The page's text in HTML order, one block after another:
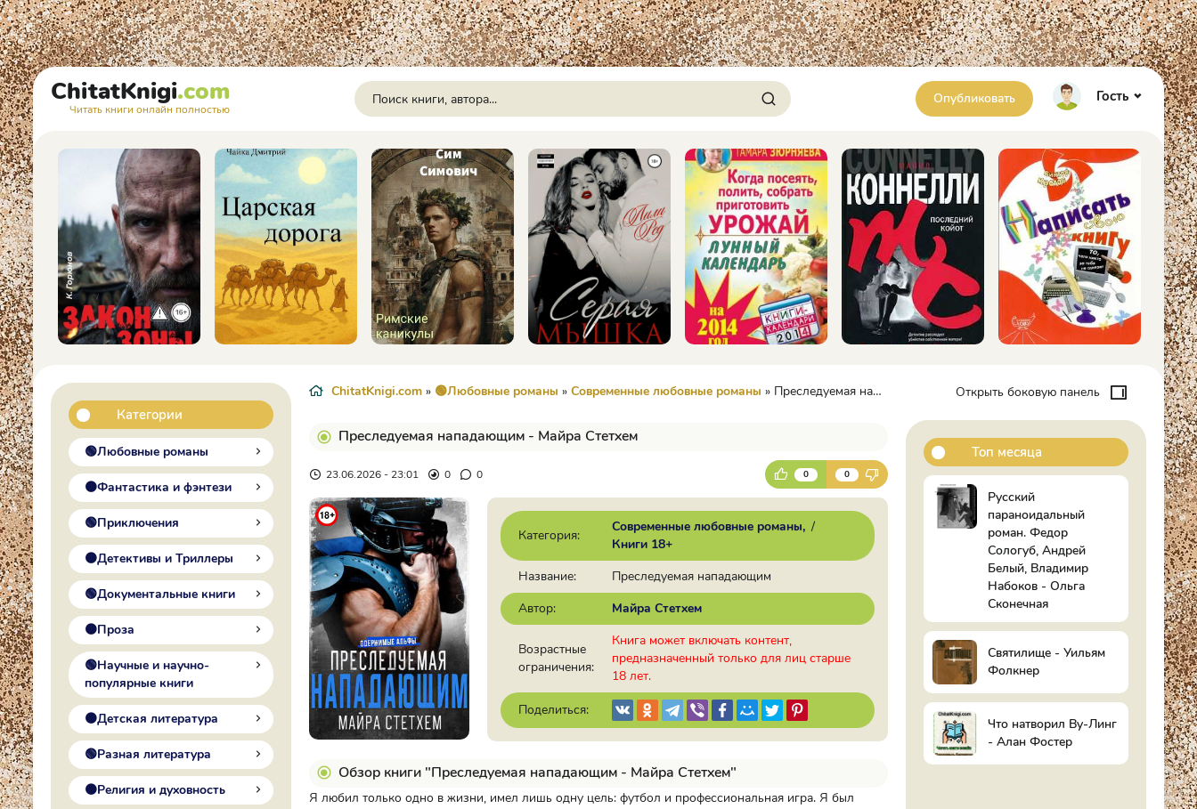
ChitatKnigi.com
Читать книги онлайн полностью
Опубликовать Гость
Категории
🟢Любовные романы
🟠Фантастика и фэнтези
🟢Приключения
🟠Детективы и Триллеры
🟢Документальные книги
🟠Проза
🟢Научные и научно-
популярные книги
🟠Детская литература
🟢Разная литература
🟠Религия и духовность
ChitatKnigi.com » 🟢Любовные романы » Современные любовные романы » Преследуемая нападающим - Майра Стетхем
Преследуемая нападающим - Майра Стетхем
23.06.2026 - 23:01 0 0 0 0
Категория:
Современные любовные романы /
Книги 18+
Название:
Преследуемая нападающим
Автор:
Майра Стетхем
Возрастные
ограничения:
Книга может включать контент,
предназначенный только для лиц старше
18 лет.
Поделиться:
Обзор книги "Преследуемая нападающим - Майра Стетхем"
Я любил только одно в жизни, имел лишь одну цель: футбол и профессиональная игра. Я был
Открыть боковую панель
Топ месяца
Русский
параноидальный
роман. Федор
Сологуб, Андрей
Белый, Владимир
Набоков - Ольга
Сконечная
Святилище - Уильям
Фолкнер
Что натворил Ву-Линг
- Алан Фостер